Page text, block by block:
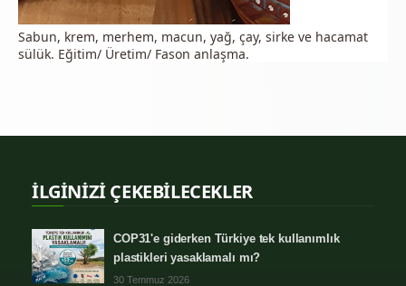
Sabun, krem, merhem, macun, yağ, çay, sirke ve hacamat
sülük. Eğitim/ Üretim/ Fason anlaşma.
İLGİNİZİ ÇEKEBİLECEKLER
COP31'e giderken Türkiye tek kullanımlık
plastikleri yasaklamalı mı?
30 Temmuz 2026